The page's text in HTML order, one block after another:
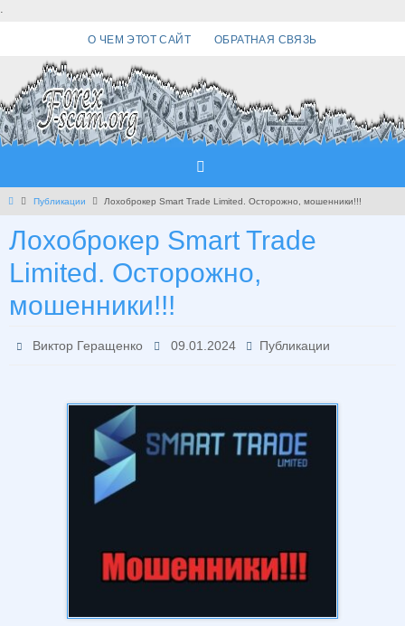
.
О ЧЕМ ЭТОТ САЙТ ОБРАТНАЯ СВЯЗЬ
Главная
Публикации Лохоброкер Smart Trade Limited. Осторожно, мошенники!!!
Лохоброкер Smart Trade
Limited. Осторожно,
мошенники!!!
Виктор Геращенко 09.01.2024 Публикации